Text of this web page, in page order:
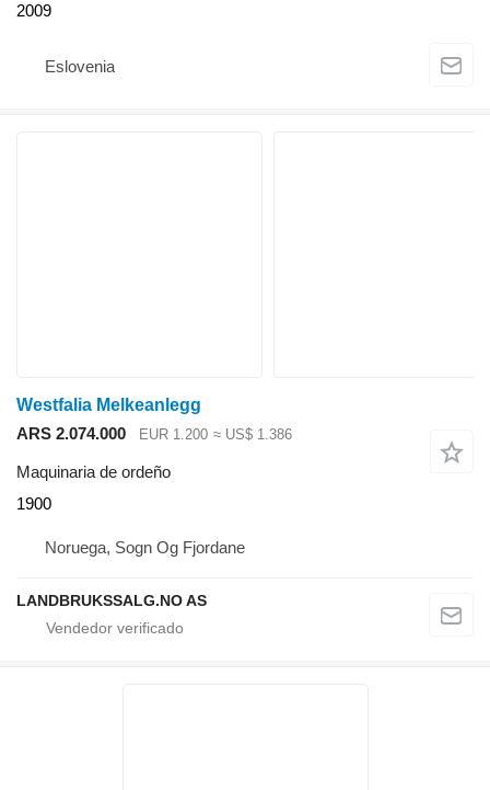
2009
Eslovenia
Westfalia Melkeanlegg
ARS 2.074.000
EUR 1.200 ≈ US$ 1.386
Maquinaria de ordeño
1900
Noruega, Sogn Og Fjordane
LANDBRUKSSALG.NO AS